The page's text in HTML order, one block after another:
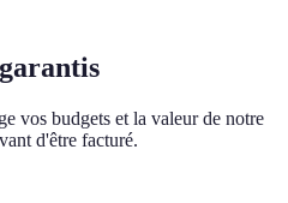
vos budgets et la valeur de notre
d'être facturé.